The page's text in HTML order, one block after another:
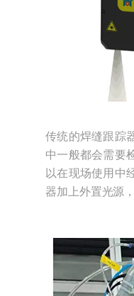
传统的焊缝跟踪
中一般都会需要
以在现场使用中
器加上外置光源